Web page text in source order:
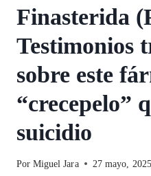
Finasterida
Testimonios
sobre este
“crecepelo”
suicidio
Por Miguel Jara 27 mayo, 2025